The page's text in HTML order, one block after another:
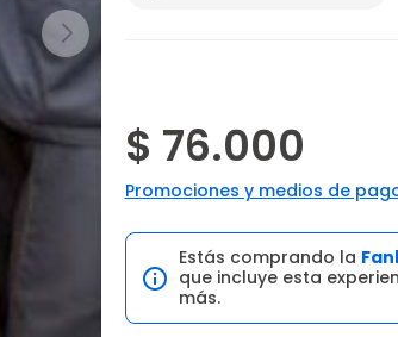
$ 76.000
Promociones y medios de
Estás comprando la
que incluye esta
más.